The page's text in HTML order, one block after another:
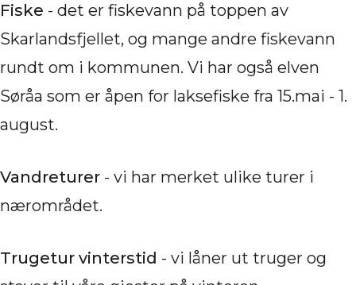
Fiske - det er fiskevann på toppen av
Skarlandsfjellet, og mange andre fiskevann
rundt om i kommunen. Vi har også elven
Søråa som er åpen for laksefiske fra 15.mai - 1.
august.
Vandreturer - vi har merket ulike turer i
nærområdet.
Trugetur vinterstid - vi låner ut truger og